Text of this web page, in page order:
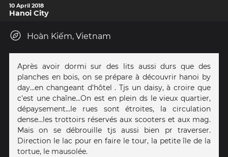
10 April 2018
Hanoi City
Hoàn Kiếm, Vietnam
Après avoir dormi sur des lits aussi durs que des
planches en bois, on se prépare à découvrir hanoi by
day...en changeant d'hôtel . Tjs un daisy, à croire que
c'est une chaîne...On est en plein ds le vieux quartier,
dépaysement...le rues sont étroites, la circulation
dense...les trottoirs réservés aux scooters et aux mag.
Mais on se débrouille tjs aussi bien pr traverser.
Direction le lac pour en faire le tour, la petite île de la
tortue, le mausolée.